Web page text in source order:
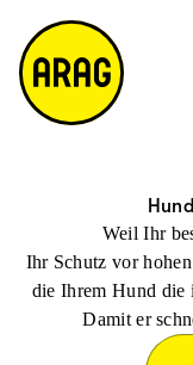
h
e
ta
k
ts
ei
te
e
m
a
p
Weil Ihr
Ihr Schutz vor
die Ihrem Hund die
Damit er